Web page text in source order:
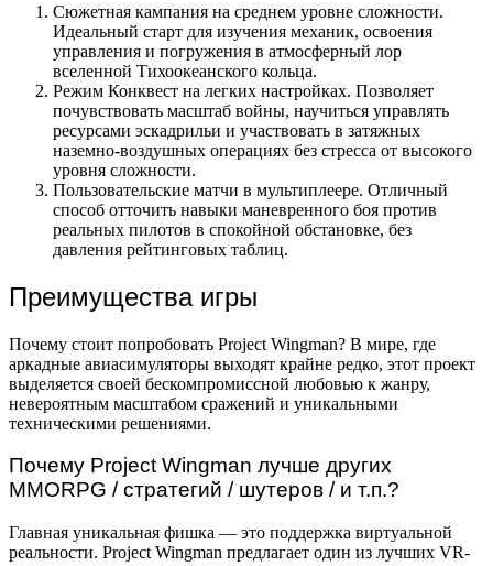
Сюжетная кампания на среднем уровне сложности.
Идеальный старт для изучения механик, освоения
управления и погружения в атмосферный лор
вселенной Тихоокеанского кольца.
Режим Конквест на легких настройках. Позволяет
почувствовать масштаб войны, научиться управлять
ресурсами эскадрильи и участвовать в затяжных
наземно-воздушных операциях без стресса от высокого
уровня сложности.
Пользовательские матчи в мультиплеере. Отличный
способ отточить навыки маневренного боя против
реальных пилотов в спокойной обстановке, без
давления рейтинговых таблиц.
Преимущества игры
Почему стоит попробовать Project Wingman? В мире, где
аркадные авиасимуляторы выходят крайне редко, этот проект
выделяется своей бескомпромиссной любовью к жанру,
невероятным масштабом сражений и уникальными
техническими решениями.
Почему Project Wingman лучше других
MMORPG / стратегий / шутеров / и т.п.?
Главная уникальная фишка — это поддержка виртуальной
реальности. Project Wingman предлагает один из лучших VR-